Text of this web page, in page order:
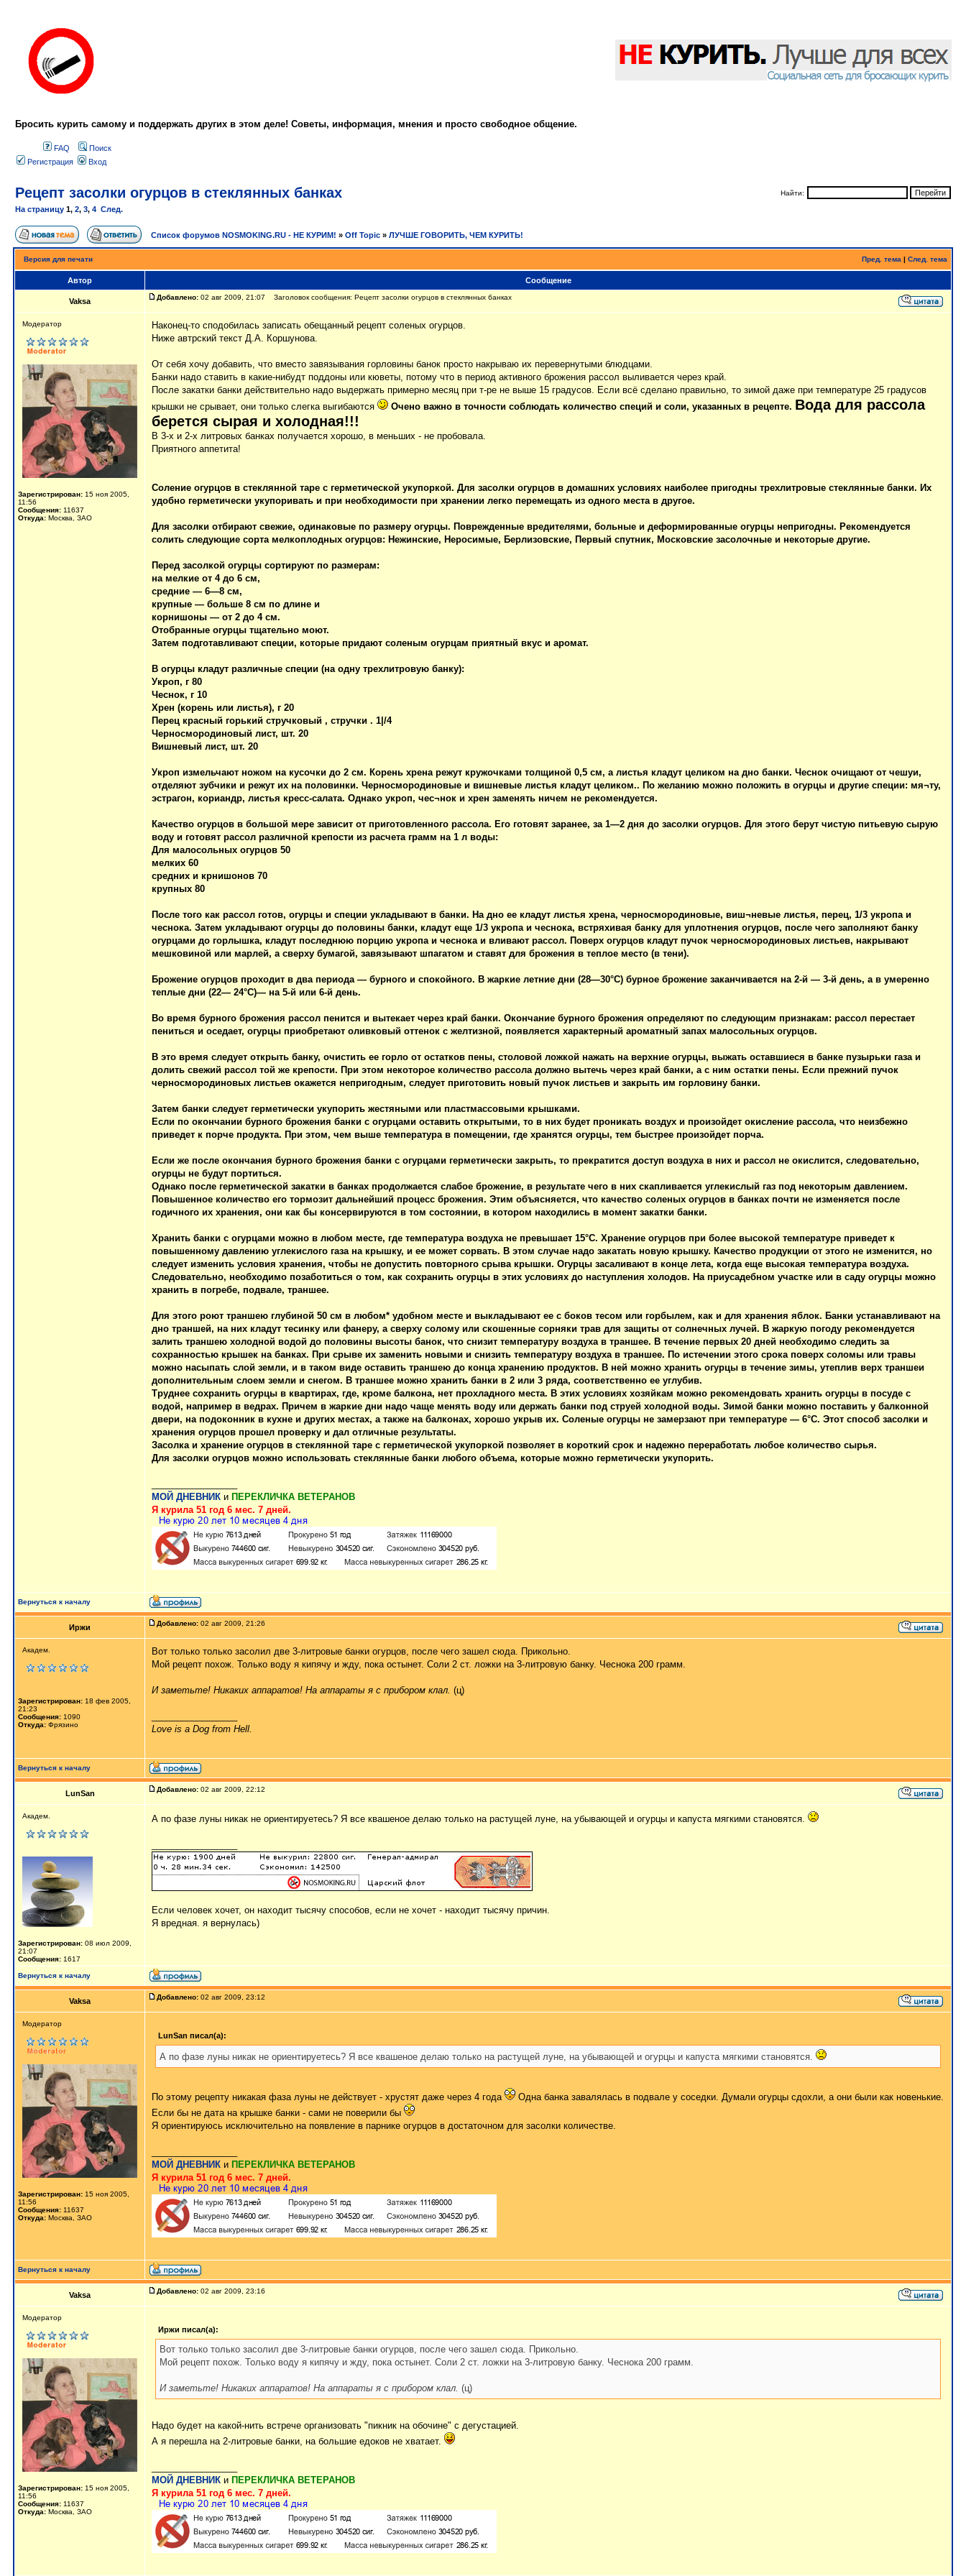
Бросить курить самому и поддержать других в этом деле! Советы, информация, мнения и просто свободное общение.
FAQ
Поиск
Регистрация
Вход
Рецепт засолки огурцов в стеклянных банках
На страницу 1, 2, 3, 4 След.
Найти:
Список форумов NOSMOKING.RU - НЕ КУРИМ! » Off Topic » ЛУЧШЕ ГОВОРИТЬ, ЧЕМ КУРИТЬ!
Версия для печати Пред. тема | След. тема
Автор Сообщение
Vaksa Добавлено: 02 авг 2009, 21:07 Заголовок сообщения: Рецепт засолки огурцов в стеклянных банках
Модератор
Зарегистрирован: 15 ноя 2005,
11:56
Сообщения: 11637
Откуда: Москва, ЗАО
Наконец-то сподобилась записать обещанный рецепт соленых огурцов.
Ниже автрский текст Д.А. Коршунова.
От себя хочу добавить, что вместо завязывания горловины банок просто накрываю их перевернутыми блюдцами.
Банки надо ставить в какие-нибудт поддоны или кюветы, потому что в период активного брожения рассол выливается через край.
После закатки банки действительно надо выдержать примерно месяц при т-ре не выше 15 градусов. Если всё сделано правильно, то зимой даже при температуре 25 градусов
крышки не срывает, они только слегка выгибаются
Очено важно в точности соблюдать количество специй и соли, указанных в рецепте. Вода для рассола
берется сырая и холодная!!!
В 3-х и 2-х литровых банках получается хорошо, в меньших - не пробовала.
Приятного аппетита!
Соление огурцов в стеклянной таре с герметической укупоркой. Для засолки огурцов в домашних условиях наиболее пригодны трехлитровые стеклянные банки. Их
удобно герметически укупоривать и при необходимости при хранении легко перемещать из одного места в другое.
Для засолки отбирают свежие, одинаковые по размеру огурцы. Поврежденные вредителями, больные и деформированные огурцы непригодны. Рекомендуется
солить следующие сорта мелкоплодных огурцов: Нежинские, Неросимые, Берлизовские, Первый спутник, Московские засолочные и некоторые другие.
Перед засолкой огурцы сортируют по размерам:
на мелкие от 4 до 6 см,
средние — 6—8 см,
крупные — больше 8 см по длине и
корнишоны — от 2 до 4 см.
Отобранные огурцы тщательно моют.
Затем подготавливают специи, которые придают соленым огурцам приятный вкус и аромат.
В огурцы кладут различные специи (на одну трехлитровую банку):
Укроп, г 80
Чеснок, г 10
Хрен (корень или листья), г 20
Перец красный горький стручковый , стручки . 1|/4
Черносмородиновый лист, шт. 20
Вишневый лист, шт. 20
Укроп измельчают ножом на кусочки до 2 см. Корень хрена режут кружочками толщиной 0,5 см, а листья кладут целиком на дно банки. Чеснок очищают от чешуи,
отделяют зубчики и режут их на половинки. Черносмородиновые и вишневые листья кладут целиком.. По желанию можно положить в огурцы и другие специи: мя¬ту,
эстрагон, кориандр, листья кресс-салата. Однако укроп, чес¬нок и хрен заменять ничем не рекомендуется.
Качество огурцов в большой мере зависит от приготовленного рассола. Его готовят заранее, за 1—2 дня до засолки огурцов. Для этого берут чистую питьевую сырую
воду и готовят рассол различной крепости из расчета грамм на 1 л воды:
Для малосольных огурцов 50
мелких 60
средних и крнишонов 70
крупных 80
После того как рассол готов, огурцы и специи укладывают в банки. На дно ее кладут листья хрена, черносмородиновые, виш¬невые листья, перец, 1/3 укропа и
чеснока. Затем укладывают огурцы до половины банки, кладут еще 1/3 укропа и чеснока, встряхивая банку для уплотнения огурцов, после чего заполняют банку
огурцами до горлышка, кладут последнюю порцию укропа и чеснока и вливают рассол. Поверх огурцов кладут пучок черносмородиновых листьев, накрывают
мешковиной или марлей, а сверху бумагой, завязывают шпагатом и ставят для брожения в теплое место (в тени).
Брожение огурцов проходит в два периода — бурного и спокойного. В жаркие летние дни (28—30°С) бурное брожение заканчивается на 2-й — 3-й день, а в умеренно
теплые дни (22— 24°С)— на 5-й или 6-й день.
Во время бурного брожения рассол пенится и вытекает через край банки. Окончание бурного брожения определяют по следующим признакам: рассол перестает
пениться и оседает, огурцы приобретают оливковый оттенок с желтизной, появляется характерный ароматный запах малосольных огурцов.
В это время следует открыть банку, очистить ее горло от остатков пены, столовой ложкой нажать на верхние огурцы, выжать оставшиеся в банке пузырьки газа и
долить свежий рассол той же крепости. При этом некоторое количество рассола должно вытечь через край банки, а с ним остатки пены. Если прежний пучок
черносмородиновых листьев окажется непригодным, следует приготовить новый пучок листьев и закрыть им горловину банки.
Затем банки следует герметически укупорить жестяными или пластмассовыми крышками.
Если по окончании бурного брожения банки с огурцами оставить открытыми, то в них будет проникать воздух и произойдет окисление рассола, что неизбежно
приведет к порче продукта. При этом, чем выше температура в помещении, где хранятся огурцы, тем быстрее произойдет порча.
Если же после окончания бурного брожения банки с огурцами герметически закрыть, то прекратится доступ воздуха в них и рассол не окислится, следовательно,
огурцы не будут портиться.
Однако после герметической закатки в банках продолжается слабое брожение, в результате чего в них скапливается углекислый газ под некоторым давлением.
Повышенное количество его тормозит дальнейший процесс брожения. Этим объясняется, что качество соленых огурцов в банках почти не изменяется после
годичного их хранения, они как бы консервируются в том состоянии, в котором находились в момент закатки банки.
Хранить банки с огурцами можно в любом месте, где температура воздуха не превышает 15°С. Хранение огурцов при более высокой температуре приведет к
повышенному давлению углекислого газа на крышку, и ее может сорвать. В этом случае надо закатать новую крышку. Качество продукции от этого не изменится, но
следует изменить условия хранения, чтобы не допустить повторного срыва крышки. Огурцы засаливают в конце лета, когда еще высокая температура воздуха.
Следовательно, необходимо позаботиться о том, как сохранить огурцы в этих условиях до наступления холодов. На приусадебном участке или в саду огурцы можно
хранить в погребе, подвале, траншее.
Для этого роют траншею глубиной 50 см в любом* удобном месте и выкладывают ее с боков тесом или горбылем, как и для хранения яблок. Банки устанавливают на
дно траншей, на них кладут тесинку или фанеру, а сверху солому или скошенные сорняки трав для защиты от солнечных лучей. В жаркую погоду рекомендуется
залить траншею холодной водой до половины высоты банок, что снизит температуру воздуха в траншее. В течение первых 20 дней необходимо следить за
сохранностью крышек на банках. При срыве их заменить новыми и снизить температуру воздуха в траншее. По истечении этого срока поверх соломы или травы
можно насыпать слой земли, и в таком виде оставить траншею до конца хранению продуктов. В ней можно хранить огурцы в течение зимы, утеплив верх траншеи
дополнительным слоем земли и снегом. В траншее можно хранить банки в 2 или 3 ряда, соответственно ее углубив.
Труднее сохранить огурцы в квартирах, где, кроме балкона, нет прохладного места. В этих условиях хозяйкам можно рекомендовать хранить огурцы в посуде с
водой, например в ведрах. Причем в жаркие дни надо чаще менять воду или держать банки под струей холодной воды. Зимой банки можно поставить у балконной
двери, на подоконник в кухне и других местах, а также на балконах, хорошо укрыв их. Соленые огурцы не замерзают при температуре — 6°С. Этот способ засолки и
хранения огурцов прошел проверку и дал отличные результаты.
Засолка и хранение огурцов в стеклянной таре с герметической укупоркой позволяет в короткий срок и надежно переработать любое количество сырья.
Для засолки огурцов можно использовать стеклянные банки любого объема, которые можно герметически укупорить.
МОЙ ДНЕВНИК и ПЕРЕКЛИЧКА ВЕТЕРАНОВ
Я курила 51 год 6 мес. 7 дней.
Вернуться к началу
Иржи Добавлено: 02 авг 2009, 21:26
Академ.
Зарегистрирован: 18 фев 2005,
21:23
Сообщения: 1090
Откуда: Фрязино
Вот только только засолил две 3-литровые банки огурцов, после чего зашел сюда. Прикольно.
Мой рецепт похож. Только воду я кипячу и жду, пока остынет. Соли 2 ст. ложки на 3-литровую банку. Чеснока 200 грамм.
И заметьте! Никаких аппаратов! На аппараты я с прибором клал. (ц)
Love is a Dog from Hell.
Вернуться к началу
LunSan Добавлено: 02 авг 2009, 22:12
Академ.
Зарегистрирован: 08 июл 2009,
21:07
Сообщения: 1617
А по фазе луны никак не ориентируетесь? Я все квашеное делаю только на растущей луне, на убывающей и огурцы и капуста мягкими становятся.
Если человек хочет, он находит тысячу способов, если не хочет - находит тысячу причин.
Я вредная. я вернулась)
Вернуться к началу
Vaksa Добавлено: 02 авг 2009, 23:12
Модератор
Зарегистрирован: 15 ноя 2005,
11:56
Сообщения: 11637
Откуда: Москва, ЗАО
LunSan писал(а):
А по фазе луны никак не ориентируетесь? Я все квашеное делаю только на растущей луне, на убывающей и огурцы и капуста мягкими становятся.
По этому рецепту никакая фаза луны не действует - хрустят даже через 4 года
Одна банка завалялась в подвале у соседки. Думали огурцы сдохли, а они были как новенькие.
Если бы не дата на крышке банки - сами не поверили бы
Я ориентируюсь исключительно на появление в парнике огурцов в достаточном для засолки количестве.
МОЙ ДНЕВНИК и ПЕРЕКЛИЧКА ВЕТЕРАНОВ
Я курила 51 год 6 мес. 7 дней.
Вернуться к началу
Vaksa Добавлено: 02 авг 2009, 23:16
Модератор
Зарегистрирован: 15 ноя 2005,
11:56
Сообщения: 11637
Откуда: Москва, ЗАО
Иржи писал(а):
Вот только только засолил две 3-литровые банки огурцов, после чего зашел сюда. Прикольно.
Мой рецепт похож. Только воду я кипячу и жду, пока остынет. Соли 2 ст. ложки на 3-литровую банку. Чеснока 200 грамм.
И заметьте! Никаких аппаратов! На аппараты я с прибором клал. (ц)
Надо будет на какой-нить встрече организовать "пикник на обочине" с дегустацией.
А я перешла на 2-литровые банки, на большие едоков не хватает.
МОЙ ДНЕВНИК и ПЕРЕКЛИЧКА ВЕТЕРАНОВ
Я курила 51 год 6 мес. 7 дней.